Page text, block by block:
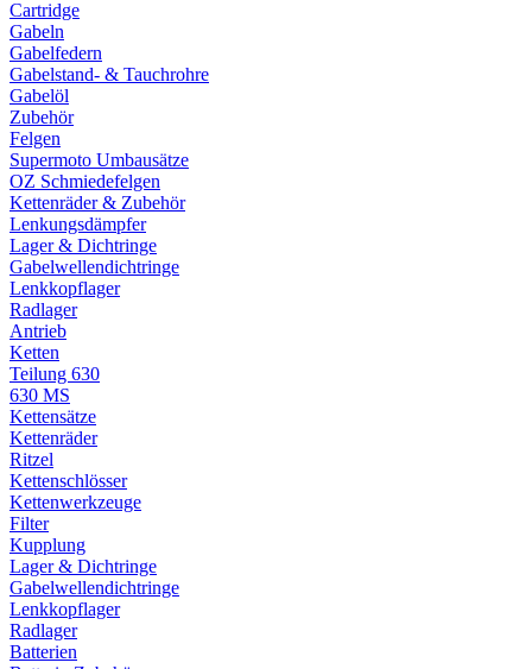
Cartridge
Gabeln
Gabelfedern
Gabelstand- & Tauchrohre
Gabelöl
Zubehör
Felgen
Supermoto Umbausätze
OZ Schmiedefelgen
Kettenräder & Zubehör
Lenkungsdämpfer
Lager & Dichtringe
Gabelwellendichtringe
Lenkkopflager
Radlager
Antrieb
Ketten
Teilung 630
630 MS
Kettensätze
Kettenräder
Ritzel
Kettenschlösser
Kettenwerkzeuge
Filter
Kupplung
Lager & Dichtringe
Gabelwellendichtringe
Lenkkopflager
Radlager
Batterien